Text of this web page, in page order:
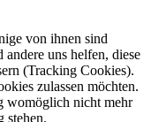
von ihnen sind
uns helfen, diese
(Tracking Cookies).
zulassen möchten.
womöglich nicht mehr
stehen.